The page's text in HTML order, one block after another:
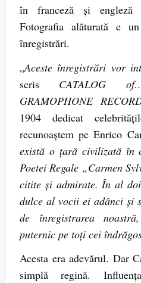
în franceză şi
Fotografia alăturată e
înregistrări.
„Aceste înregistrări vor
scris CATALOG
GRAMOPHONE
1904 dedicat
recunoaştem pe Enrico
există o ţară civilizată în
Poetei Regale „Carmen
citite şi admirate. În al
dulce al vocii ei adânci şi
de înregistrarea
puternic pe toţi cei
Acesta era adevărul. Dar
simplă regină.